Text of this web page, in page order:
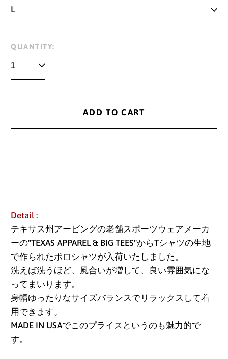
QUANTITY:
ADD TO CART
Detail :
テキサス州アービングの老舗スポーツウェアメーカ
ーの"TEXAS APPAREL & BIG TEES"からTシャツの生地
で作られたポロシャツが入荷いたしました。
洗えば洗うほど、風合いが増して、良い雰囲気にな
ってまいります。
身幅ゆったりなサイズバランスでリラックスして着
用できます。
MADE IN USAでこのプライスというのも魅力的で
す。